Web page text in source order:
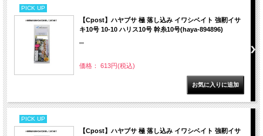
PICK UP
【Cpost】ハヤブサ 極 落し込み イワシベイト 強靭イサ
キ10号 10-10 ハリス10号 幹糸10号(haya-894896)
""
価格： 613円(税込)
PICK UP
【Cpost】ハヤブサ 極 落し込み イワシベイト 強靭イサ